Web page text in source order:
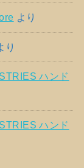
より
り
ハンド
ハンド